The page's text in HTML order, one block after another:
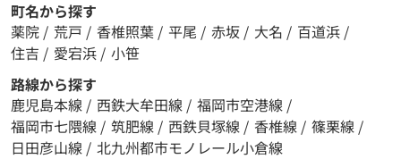
町名から探す
薬院 / 荒戸 / 香椎照葉 / 平尾 / 赤坂 / 大名 / 百道浜 /
住吉 / 愛宕浜 / 小笹
路線から探す
鹿児島本線 / 西鉄大牟田線 / 福岡市空港線 /
福岡市七隈線 / 筑肥線 / 西鉄貝塚線 / 香椎線 / 篠栗線 /
日田彦山線 / 北九州都市モノレール小倉線